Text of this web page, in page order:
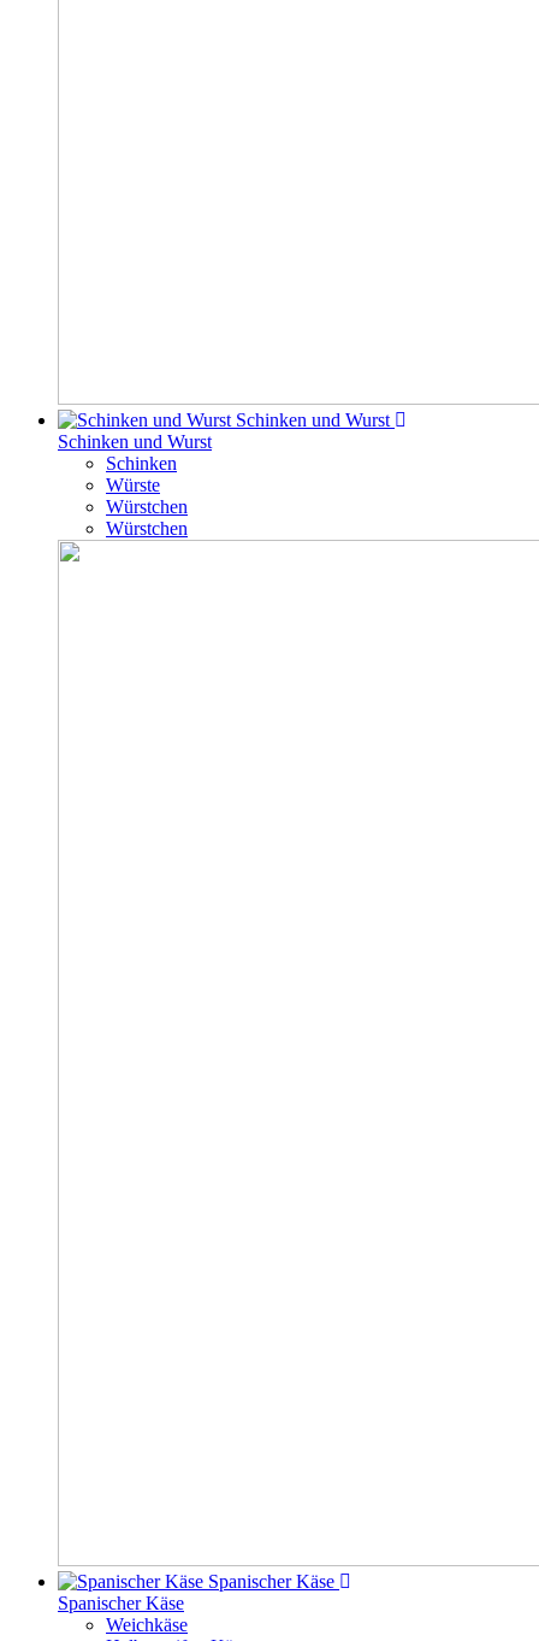
Schinken und Wurst
Schinken und Wurst
Schinken
Würste
Würstchen
Würstchen
Spanischer Käse
Spanischer Käse
Weichkäse